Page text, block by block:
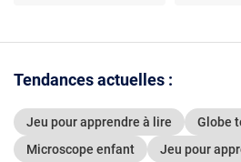
Tendances actuelles :
Jeu pour apprendre à lire
Globe
Microscope enfant
Jeu pour